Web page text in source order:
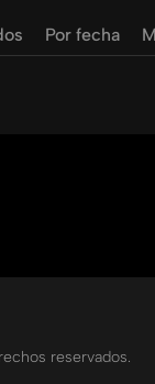
Momento de
Por fecha
reservados.